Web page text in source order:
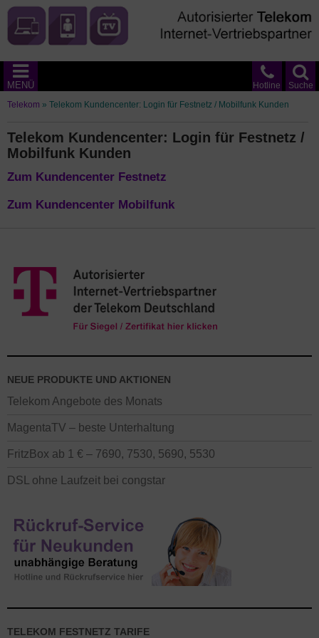
Suche
Hotline
MENÜ
Telekom » Telekom Kundencenter: Login für Festnetz / Mobilfunk Kunden
Telekom Kundencenter: Login für Festnetz /
Mobilfunk Kunden
Zum Kundencenter Festnetz
Zum Kundencenter Mobilfunk
NEUE PRODUKTE UND AKTIONEN
Telekom Angebote des Monats
MagentaTV – beste Unterhaltung
FritzBox ab 1 € – 7690, 7530, 5690, 5530
DSL ohne Laufzeit bei congstar
TELEKOM FESTNETZ TARIFE